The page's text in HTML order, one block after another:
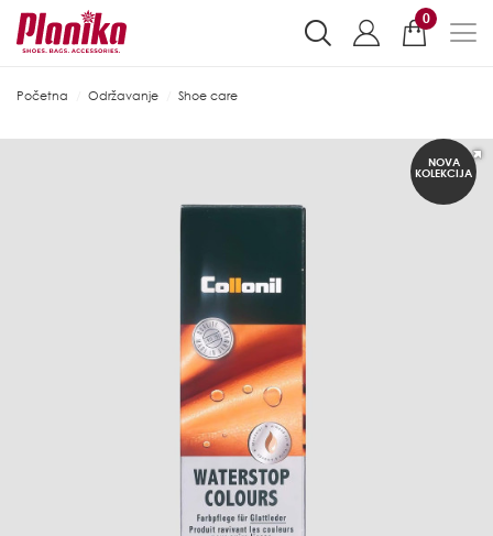
0
Početna Održavanje Shoe care
NOVA
KOLEKCIJA